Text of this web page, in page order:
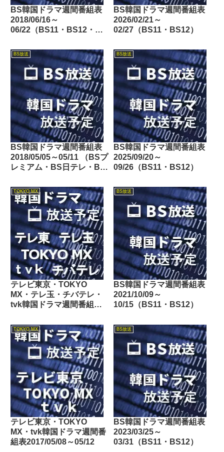
BS韓国ドラマ週間番組表
2018/06/16～
06/22（BS11・BS12・
BS韓国ドラマ週間番組表
2026/02/21～
02/27（BS11・BS12）
BS放送
BS韓国ドラマ週間番組表
2018/05/05～05/11 （BSプ
レミアム・BS日テレ・BS
パン・BSフジ）
BS放送
BS韓国ドラマ週間番組表
2025/09/20～
09/26（BS11・BS12）
TOKYO MX
テレビ東京・TOKYO
MX・テレ玉・チバテレ・
tvk韓国ドラマ週間番組表
BS放送
BS韓国ドラマ週間番組表
2021/10/09～
10/15（BS11・BS12）
TOKYO MX
テレビ東京・TOKYO
MX・tvk韓国ドラマ週間番
組表2017/05/08～05/12
BS放送
BS韓国ドラマ週間番組表
2023/03/25～
03/31（BS11・BS12）